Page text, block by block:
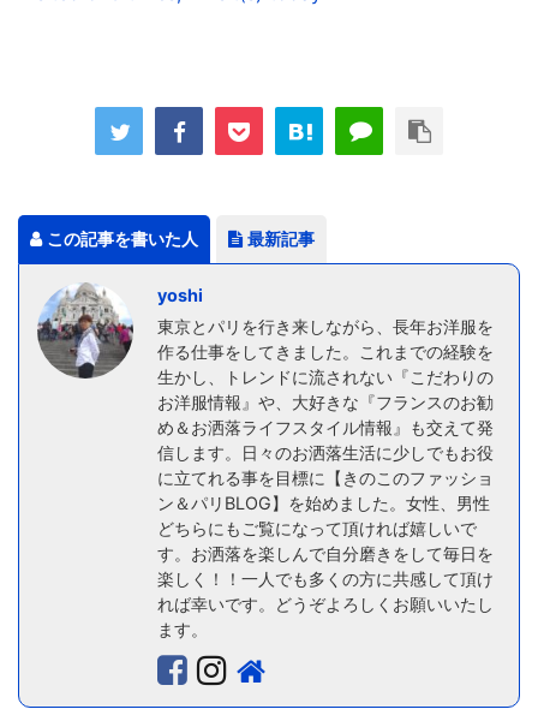
この記事を書いた人 最新記事
yoshi
東京とパリを行き来しながら、長年お洋服を
作る仕事をしてきました。これまでの経験を
生かし、トレンドに流されない『こだわりの
お洋服情報』や、大好きな『フランスのお勧
め＆お洒落ライフスタイル情報』も交えて発
信します。日々のお洒落生活に少しでもお役
に立てれる事を目標に【きのこのファッショ
ン＆パリBLOG】を始めました。女性、男性
どちらにもご覧になって頂ければ嬉しいで
す。お洒落を楽しんで自分磨きをして毎日を
楽しく！！一人でも多くの方に共感して頂け
れば幸いです。どうぞよろしくお願いいたし
ます。